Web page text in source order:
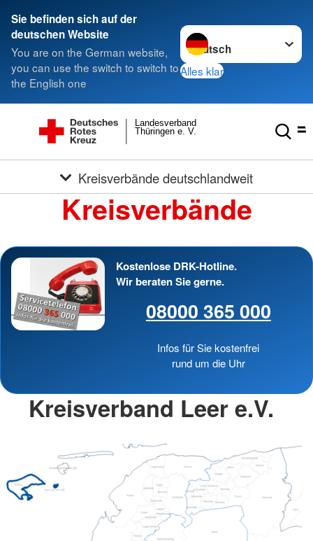
Sie befinden sich auf der
deutschen Website
You are on the German website,
you can use the switch to switch to
the English one
Sprache wechseln zu
Alles klar
Thüringen e. V.
Landesverband
Kreisverbände deutschlandweit
Kreisverbände
Kostenlose DRK-Hotline.
Wir beraten Sie gerne.
08000 365 000
Infos für Sie kostenfrei
rund um die Uhr
Kreisverband Leer e.V.